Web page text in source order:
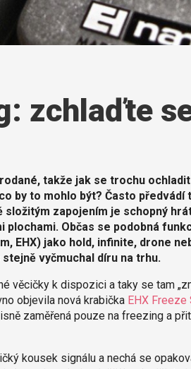
zchlaďte
takže jak se trochu
by to mohlo být? Často předvádí
složitým zapojením je schopný
plochami. Občas se podobná
EHX) jako hold, infinite, drone
vyčmuchal díru na trhu.
věcičky k dispozici a taky se tam
objevila nová krabička EHX Freeze
zaměřená pouze na freezing a
kousek signálu a nechá se